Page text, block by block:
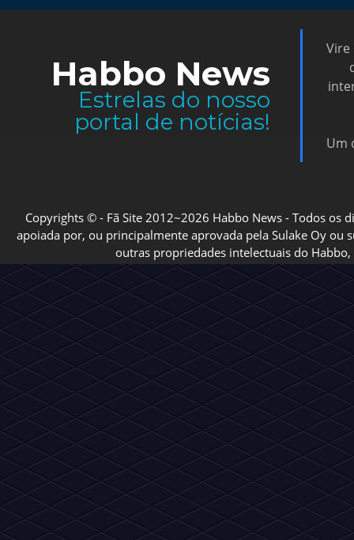
Habbo News
Estrelas do nosso
portal de notícias!
Vire
Um
Copyrights © - Fã Site 2012~2026 Habbo News - Todos os
apoiada por, ou principalmente aprovada pela Sulake Oy ou
outras propriedades intelectuais do